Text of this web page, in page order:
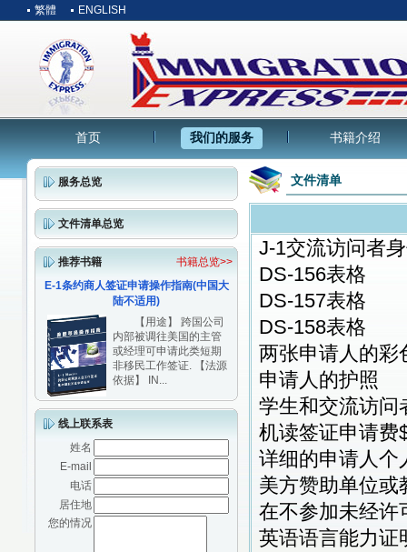
繁體 ENGLISH
首页 我们的服务 书籍介绍
服务总览
文件清单总览
推荐书籍
书籍总览>>
E-1条约商人签证申请操作指南(中国大
陆不适用)
【用途】 跨国公司
内部被调往美国的主管
或经理可申请此类短期
非移民工作签证. 【法源
依据】 IN...
线上联系表
姓名
E-mail
电话
居住地
您的情况
文件清单
J-1交流访问者
DS-156表格
DS-157表格
DS-158表格
两张申请人的彩
申请人的护照
学生和交流访问
机读签证申请费
详细的申请人个
美方赞助单位或
在不参加未经许
英语语言能力证